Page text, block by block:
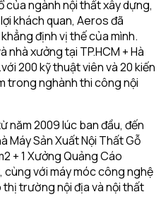
của ngành nội thất xây dựng,
khách quan, Aeros đã
định vị thế của mình.
xưởng tại TP.HCM + Hà
200 kỹ thuật viên và 20 kiến
trong nghành thi công nội
năm 2009 lúc ban đầu, đến
Máy Sản Xuất Nội Thất Gỗ
+ 1 Xưởng Quảng Cáo
cùng với máy móc công nghệ
trường nội địa và nội thất